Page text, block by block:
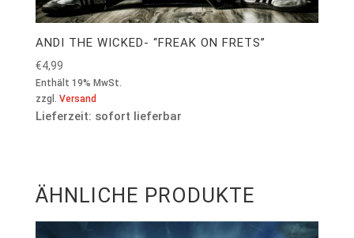
ANDI THE WICKED- “FREAK ON FRETS”
€4,99
Enthält 19% MwSt.
zzgl. Versand
Lieferzeit: sofort lieferbar
ÄHNLICHE PRODUKTE